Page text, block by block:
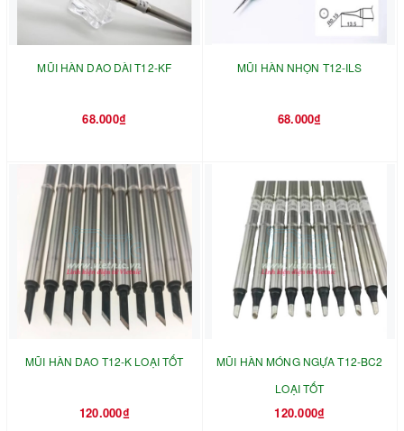
MŨI HÀN DAO DÀI T12-KF
68.000₫
MŨI HÀN NHỌN T12-ILS
68.000₫
MŨI HÀN DAO T12-K LOẠI TỐT
120.000₫
MŨI HÀN MÓNG NGỰA T12-BC2
LOẠI TỐT
120.000₫